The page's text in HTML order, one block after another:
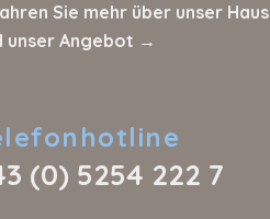
Sie mehr über unser Haus
unser Angebot →
(0) 5254 222 7